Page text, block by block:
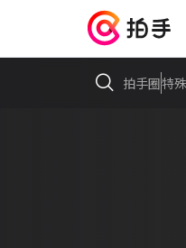
拍手圈特